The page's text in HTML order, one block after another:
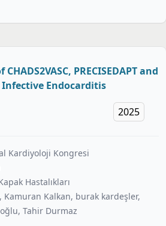
PRECISEDAPT and
Infective Endocarditis
2025
Kardiyoloji Kongresi
Hastalıkları
Kamuran Kalkan, burak kardeşler,
Tahir Durmaz